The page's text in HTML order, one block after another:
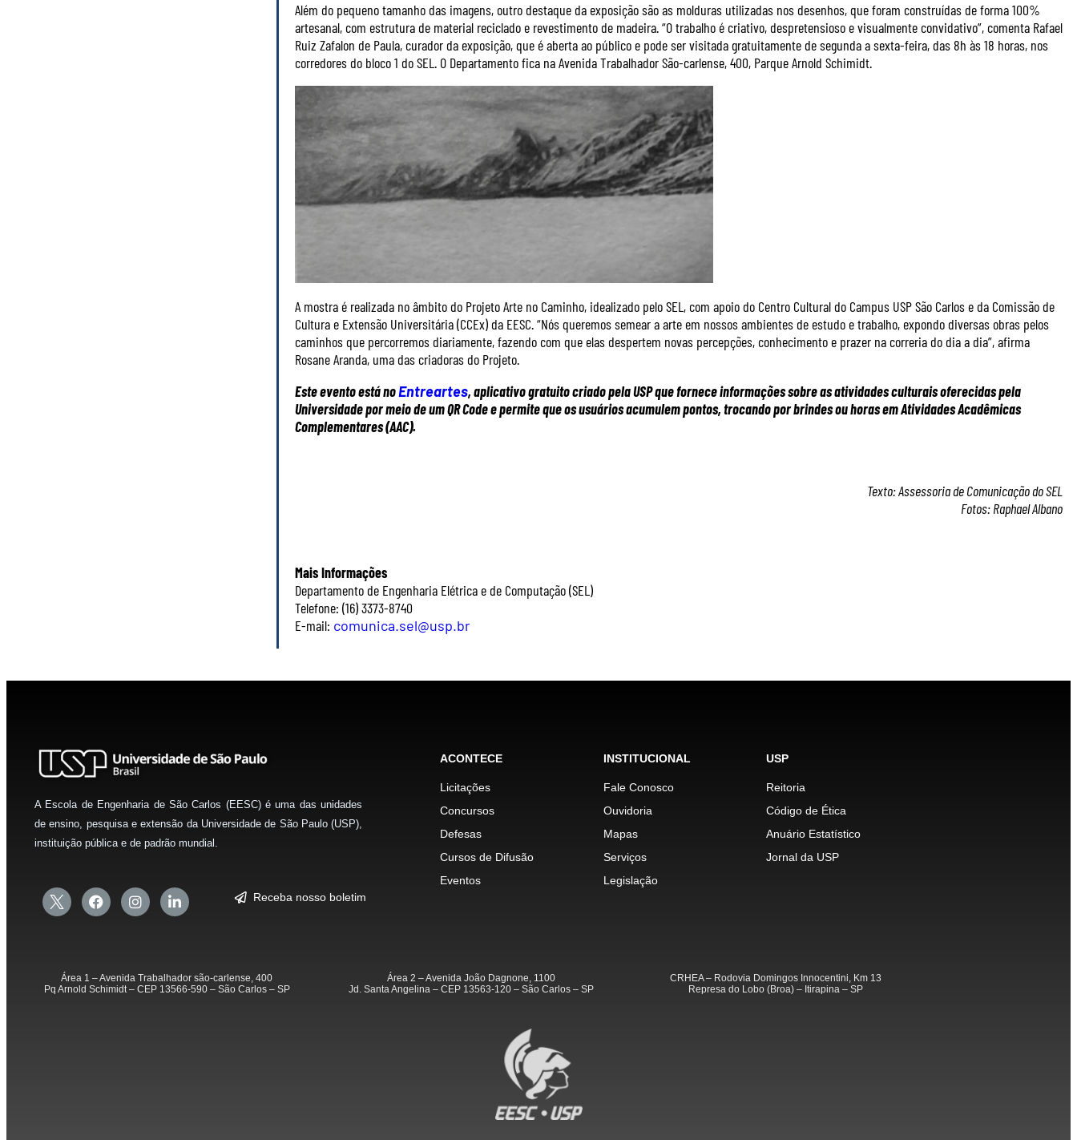
Além do pequeno tamanho das imagens, outro destaque da exposição são as molduras utilizadas nos desenhos, que foram construídas de forma 100%
artesanal, com estrutura de material reciclado e revestimento de madeira. “O trabalho é criativo, despretensioso e visualmente convidativo”, comenta Rafael
Ruiz Zafalon de Paula, curador da exposição, que é aberta ao público e pode ser visitada gratuitamente de segunda a sexta-feira, das 8h às 18 horas, nos
corredores do bloco 1 do SEL. O Departamento fica na Avenida Trabalhador São-carlense, 400, Parque Arnold Schimidt.
A mostra é realizada no âmbito do Projeto Arte no Caminho, idealizado pelo SEL, com apoio do Centro Cultural do Campus USP São Carlos e da Comissão de
Cultura e Extensão Universitária (CCEx) da EESC. “Nós queremos semear a arte em nossos ambientes de estudo e trabalho, expondo diversas obras pelos
caminhos que percorremos diariamente, fazendo com que elas despertem novas percepções, conhecimento e prazer na correria do dia a dia”, afirma
Rosane Aranda, uma das criadoras do Projeto.
Este evento está noEntreartes, aplicativo gratuito criado pela USP que fornece informações sobre as atividades culturais oferecidas pela
Universidade por meio de um QR Code e permite que os usuários acumulem pontos, trocando por brindes ou horas em Atividades Acadêmicas
Complementares (AAC).
Texto: Assessoria de Comunicação do SEL
Fotos: Raphael Albano
Mais Informações
Departamento de Engenharia Elétrica e de Computação (SEL)
Telefone: (16) 3373-8740
E-mail: comunica.sel@usp.br
A Escola de Engenharia de São Carlos (EESC) é uma das unidades
de ensino, pesquisa e extensão da Universidade de São Paulo (USP),
instituição pública e de padrão mundial.
Receba nosso boletim
ACONTECE
Licitações
Concursos
Defesas
Cursos de Difusão
Eventos
INSTITUCIONAL
Fale Conosco
Ouvidoria
Mapas
Serviços
Legislação
USP
Reitoria
Código de Ética
Anuário Estatístico
Jornal da USP
Área 1 – Avenida Trabalhador são-carlense, 400
Pq Arnold Schimidt – CEP 13566-590 – São Carlos – SP
Área 2 – Avenida João Dagnone, 1100
Jd. Santa Angelina – CEP 13563-120 – São Carlos – SP
CRHEA – Rodovia Domingos Innocentini, Km 13
Represa do Lobo (Broa) – Itirapina – SP